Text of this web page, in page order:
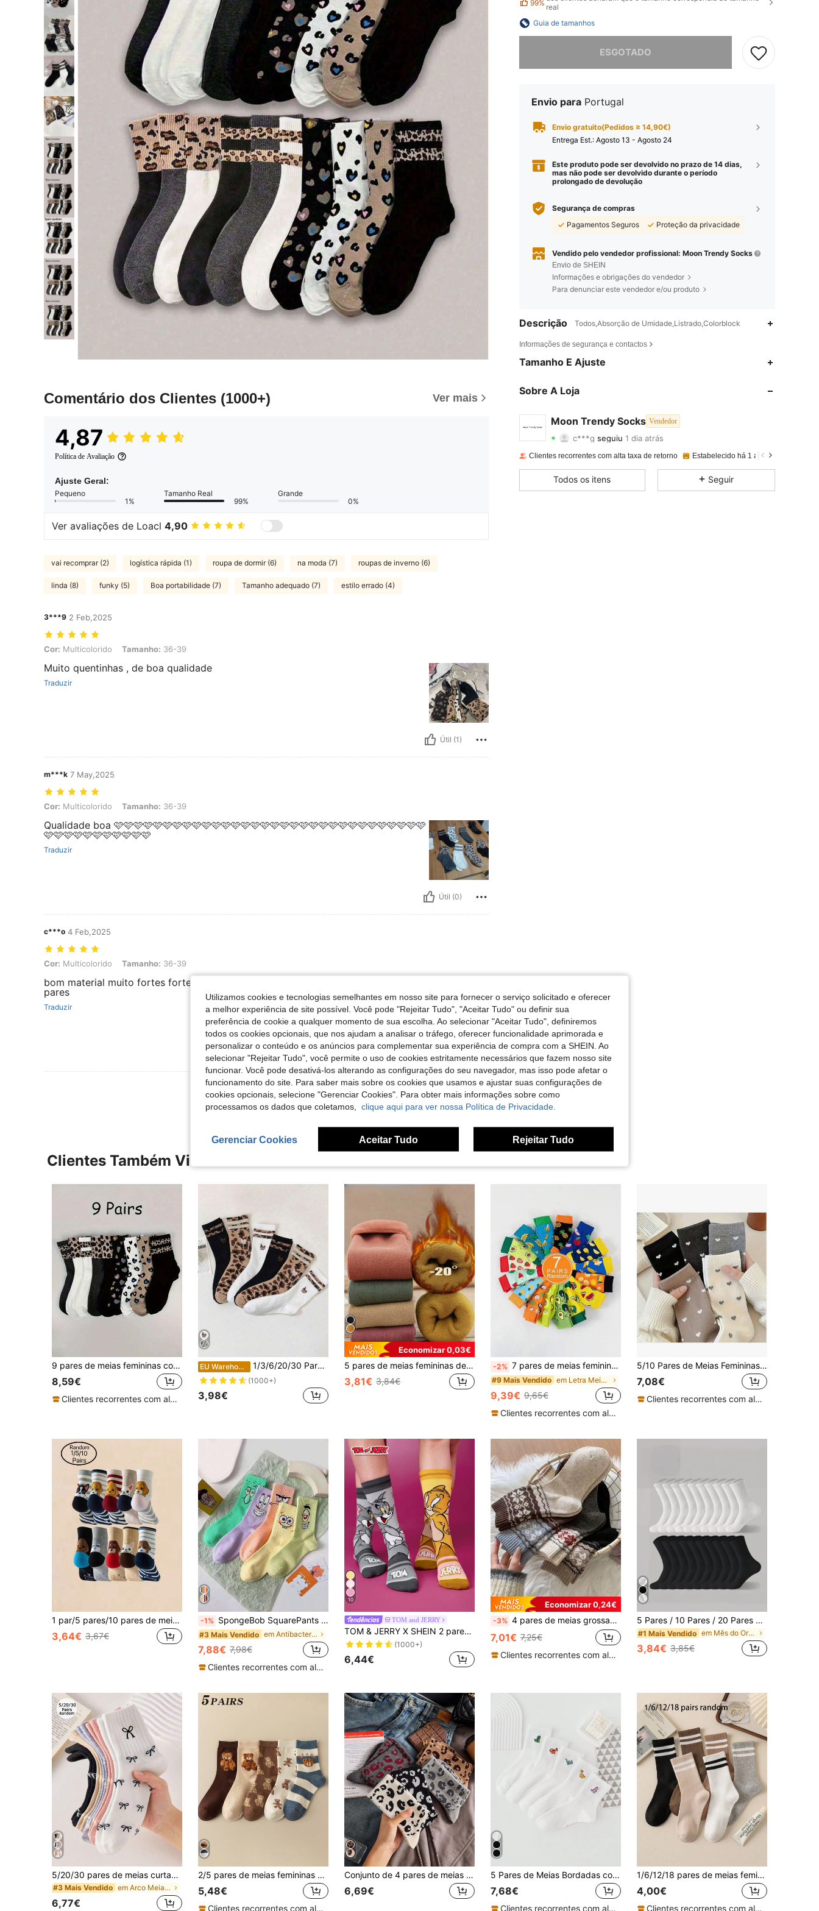
Comentário dos Clientes (1000+) Ver mais
4,87
Política de Avaliação
Ajuste Geral:
Pequeno
1%
Tamanho Real
99%
Grande
0%
Ver avaliações de Loacl 4,90
vai recomprar (2) logística rápida (1) roupa de dormir (6) na moda (7) roupas de inverno (6)
linda (8) funky (5) Boa portabilidade (7) Tamanho adequado (7) estilo errado (4)
3***9 2 Feb,2025
Cor: Multicolorido, Tamanho: 36-39
Cor: Multicolorido Tamanho: 36-39
Muito quentinhas , de boa qualidade
Traduzir
Útil (1)
m***k 7 May,2025
Cor: Multicolorido, Tamanho: 36-39
Cor: Multicolorido Tamanho: 36-39
Qualidade boa 🩷🩷🩷🩷🩷🩷🩷🩷🩷🩷🩷🩷🩷🩷🩷🩷🩷🩷🩷🩷🩷🩷🩷🩷🩷🩷🩷🩷🩷🩷🩷🩷
🩷🩷🩷🩷🩷🩷🩷🩷🩷🩷🩷
Traduzir
Útil (0)
c***o 4 Feb,2025
Cor: Multicolorido, Tamanho: 36-39
Cor: Multicolorido Tamanho: 36-39
bom material muito fortes fortes com elástico elástico forte. recomendo varios
pares
Traduzir
Útil (0)
Ver Mais Avaliações
99% real
Guia de tamanhos
ESGOTADO
Envio para Portugal
Envio gratuito(Pedidos ≥ 14,90€)
Entrega Est.: Agosto 13 - Agosto 24
Este produto pode ser devolvido no prazo de 14 dias,
mas não pode ser devolvido durante o período
prolongado de devolução
Segurança de compras
Pagamentos Seguros
Proteção da privacidade
Vendido pelo vendedor profissional: Moon Trendy Socks
Envio de SHEIN
Informações e obrigações do vendedor
Para denunciar este vendedor e/ou produto
Descrição Todos,Absorção de Umidade,Listrado,Colorblock
Informações de segurança e contactos
Tamanho E Ajuste
Sobre A Loja
Moon Trendy Socks Vendedor
4,86
seguiu 1 dia atrás
4,86 Avaliação 51 Itens 457
4,86 51 457
Clientes recorrentes com alta taxa de retorno Estabelecido há 1 ano
Todos os itens Seguir
Clientes Também Visitaram
9 pares de meias femininas com estampa de leopardo, outono
8,59€
Clientes recorrentes com alta taxa de retorno
EU Warehouse 1/3/6/20/30 Pares de Meias Femininas com Estampa de Leopardo, Meias Casuais da Moda, Design Vintage com Padrão Animal, Presente de Natal
(1000+)
3,98€
Economizar 0,03€
5 pares de meias femininas de inverno quentes - forro ultra macio e quente antiderrapante | meias confortáveis para casa, adequadas para botas de neve | proteção essencial contra o frio (cor aleatória) 1/3/4/10 pares
3,81€ 3,84€
-2% 7 pares de meias femininas com estampa de frutas multicoloridas, confortáveis e versáteis para uso diário, outono
#9 Mais Vendido em Letra Meias Femininas
9,39€ 9,65€
Clientes recorrentes com alta taxa de retorno
5/10 Pares de Meias Femininas de Cano Médio com Estampa de Coração, Estéticas
7,08€
Clientes recorrentes com alta taxa de retorno
1 par/5 pares/10 pares de meias femininas de cano médio, de cor aleatória, com desenho de linha reta, listradas de cachorro pequeno, fofas, confortáveis e versáteis, adequadas para o Dia dos Pais, Dia do Professor, Páscoa, volta às aulas, Dia dos Namorados, Mês do Orgulho (EUA), Ramadã, Dia da Mentira, Dia das Mães, moda minimalista nórdica, casual diária - confortável, respirável, poliéster, primavera/outono/inverno, primavera/verão/outono, outono
3,64€ 3,67€
-1% SpongeBob SquarePants Conjunto de 5 pares de meias cano médio estampadas com personagens de desenho animado, com expressões divertidas e fofas como polvo e estrela-do-mar. Meias casuais, confortáveis e respiráveis, em cores sólidas, perfeitas para casais.
#3 Mais Vendido em Antibacteriano Meias Femininas
7,88€ 7,98€
Clientes recorrentes com alta taxa de retorno
10
TOM and JERRY
TOM & JERRY X SHEIN 2 pares de meias macias respiráveis com estampa de desenho animado fofas, calcanhar e biqueira reforçados para maior durabilidade, unissex para todas as estações
(1000+)
6,44€
Economizar 0,24€
-3% 4 pares de meias grossas e quentes de lã listrada vintage, meias de cano médio, estilo japonês, com estampa de floco de neve e blocos de cores, inverno
7,01€ 7,25€
Clientes recorrentes com alta taxa de retorno
5 Pares / 10 Pares / 20 Pares Meias Desportivas Casuais para Casal, Adequadas para Uso Diário em Casa e ao Ar Livre, Tamanho: (35~39) Tamanho, (39~42) Tamanho
#1 Mais Vendido em Mês do Orgulho Meias Femininas
3,84€ 3,85€
5/20/30 pares de meias curtas para mulher, meias de barco confortáveis com design de laço, cor aleatória
#3 Mais Vendido em Arco Meias Femininas
6,77€
2/5 pares de meias femininas multicoloridas, com estampa dupla de ursos e patchwork listrado, tecido de malha respirável, estilo primavera/verão para casais, meias casuais e versáteis, meias fofas de marinheiro, ideais para casa, trabalho, encontros, escola e como presente de Natal.
5,48€
Clientes recorrentes com alta taxa de retorno
Conjunto de 4 pares de meias femininas casuais de cano médio com estampa de leopardo, respiráveis e confortáveis, cores sortidas, ideais para uso diário e passeios, em todas as estações.
6,69€
5 Pares de Meias Bordadas com Padrão de Dinossauro, Fofas e Divertidas, Unissexo, Adequadas para Todas as Estações, Confortáveis e Respiráveis, Perfeitas para Uso Diário
7,68€
Clientes recorrentes com alta taxa de retorno
1/6/12/18 pares de meias femininas aleatórias com padrão às riscas, estilo business casual, até à canela, com punho, antiderrapantes, macias e confortáveis, adequadas para uso diário
4,00€
Clientes recorrentes com alta taxa de retorno
Utilizamos cookies e tecnologias semelhantes em nosso site para fornecer o serviço solicitado e oferecer
a melhor experiência de site possível. Você pode "Rejeitar Tudo", "Aceitar Tudo" ou definir sua
preferência de cookie a qualquer momento de sua escolha. Ao selecionar "Aceitar Tudo", definiremos
todos os cookies opcionais, que nos ajudam a analisar o tráfego, oferecer funcionalidade aprimorada e
personalizar o conteúdo e os anúncios para complementar sua experiência de compra com a SHEIN. Ao
selecionar "Rejeitar Tudo", você permite o uso de cookies estritamente necessários que fazem nosso site
funcionar. Você pode desativá-los alterando as configurações do seu navegador, mas isso pode afetar o
funcionamento do site. Para saber mais sobre os cookies que usamos e ajustar suas configurações de
cookies opcionais, selecione "Gerenciar Cookies". Para obter mais informações sobre como
processamos os dados que coletamos, clique aqui para ver nossa Política de Privacidade.
Gerenciar Cookies Aceitar Tudo Rejeitar Tudo